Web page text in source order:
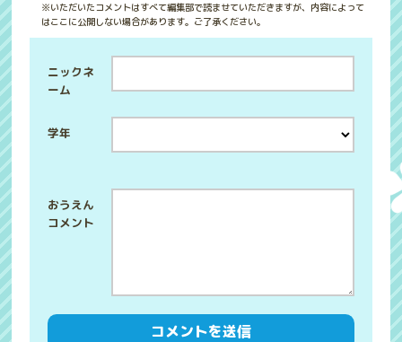
※いただいたコメントはすべて編集部で読ませていただきますが、内容によって
はここに公開しない場合があります。ご了承ください。
学年
ニックネ
ーム